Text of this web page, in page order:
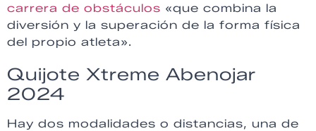
carrera de obstáculos «que combina la
diversión y la superación de la forma física
del propio atleta».
Quijote Xtreme Abenojar
2024
Hay dos modalidades o distancias, una de